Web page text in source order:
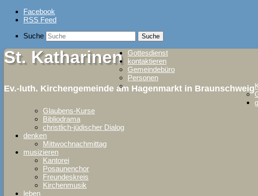
Skip
Facebook
RSS Feed
Suche
St. Katharinen
Ev.-luth. Kirchengemeinde am Hagenmarkt in Braunschweig
Gottesdienst
kontaktieren
Gemeindebüro
Personen
Glaubens-Kurse
Bibliodrama
christlich-jüdischer Dialog
denken
Mittwochnachmittag
musizieren
Kantorei
Posaunenchor
Freundeskreis
Kirchenmusik
leben